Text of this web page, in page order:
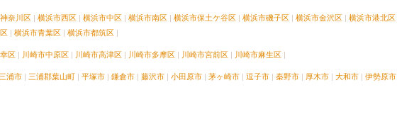
奈川区 横浜市西区 横浜市中区 横浜市南区 横浜市保土ケ谷区 横浜市磯子区 横浜市金沢区 横浜市港北区
横浜市青葉区 横浜市都筑区
区 川崎市中原区 川崎市高津区 川崎市多摩区 川崎市宮前区 川崎市麻生区
三浦市 三浦郡葉山町 平塚市 鎌倉市 藤沢市 小田原市 茅ヶ崎市 逗子市 秦野市 厚木市 大和市 伊勢原市